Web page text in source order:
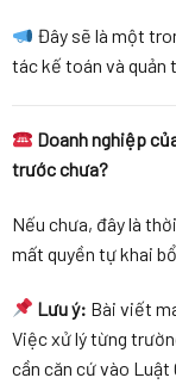
Đây sẽ là một
tác kế toán và
Doanh nghiệp
trước chưa?
Nếu chưa, đây là
mất quyền tự khai
Lưu ý: Bài viết
Việc xử lý từng
cần căn cứ vào Luật